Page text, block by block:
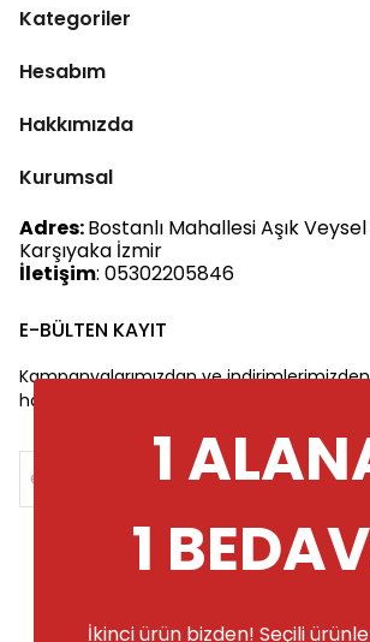
Kategoriler
Hesabım
Hakkımızda
Kurumsal
Adres:Bostanlı Mahallesi Aşık
Karşıyaka İzmir
İletişim: 05302205846
E-BÜLTEN KAYIT
Kampanyalarımızdan ve
haberdar olun.
1
1
İkinci ürün bizden! Seçili